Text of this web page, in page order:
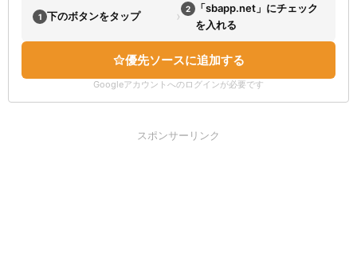
1 下のボタンをタップ › 2
「sbapp.net」にチェック
を入れる
優先ソースに追加する
Googleアカウントへのログインが必要です
スポンサーリンク